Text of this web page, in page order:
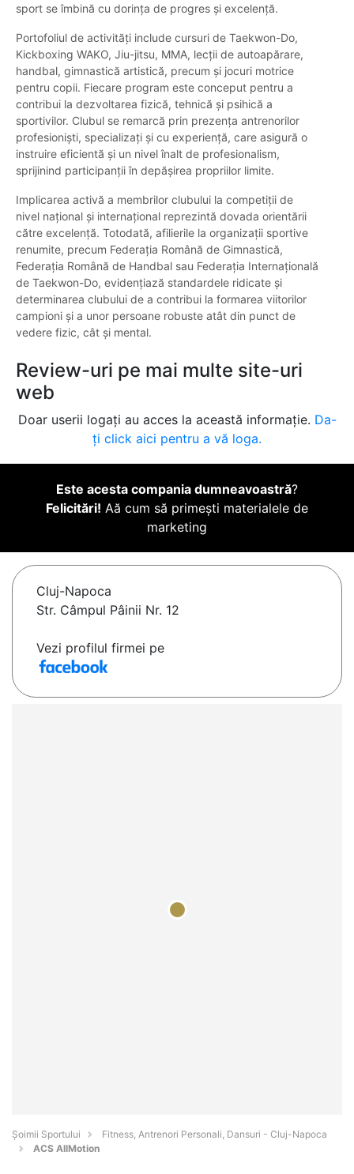
sport se îmbină cu dorința de progres și excelență.
Portofoliul de activități include cursuri de Taekwon-Do,
Kickboxing WAKO, Jiu-jitsu, MMA, lecții de autoapărare,
handbal, gimnastică artistică, precum și jocuri motrice
pentru copii. Fiecare program este conceput pentru a
contribui la dezvoltarea fizică, tehnică și psihică a
sportivilor. Clubul se remarcă prin prezența antrenorilor
profesioniști, specializați și cu experiență, care asigură o
instruire eficientă și un nivel înalt de profesionalism,
sprijinind participanții în depășirea propriilor limite.
Implicarea activă a membrilor clubului la competiții de
nivel național și internațional reprezintă dovada orientării
către excelență. Totodată, afilierile la organizații sportive
renumite, precum Federația Română de Gimnastică,
Federația Română de Handbal sau Federația Internațională
de Taekwon-Do, evidențiază standardele ridicate și
determinarea clubului de a contribui la formarea viitorilor
campioni și a unor persoane robuste atât din punct de
vedere fizic, cât și mental.
Review-uri pe mai multe site-uri
web
Doar userii logați au acces la această informație. Da-
ți click aici pentru a vă loga.
Este acesta compania dumneavoastră?
Felicitări! Aă cum să primești materialele de
marketing
Cluj-Napoca
Str. Câmpul Pâinii Nr. 12
Vezi profilul firmei pe
Șoimii Sportului
Fitness, Antrenori Personali, Dansuri - Cluj-Napoca
ACS AllMotion